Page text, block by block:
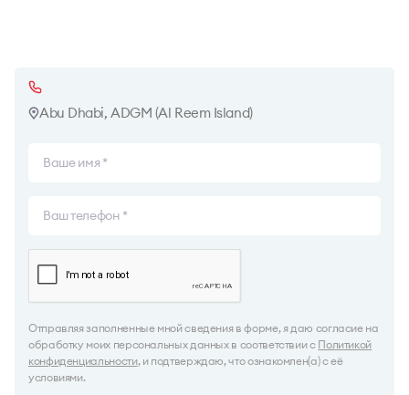
Abu Dhabi, ADGM (Al Reem Island)
Отправляя заполненные мной сведения в форме, я даю согласие на
обработку моих персональных данных в соответствии с Политикой
конфиденциальности, и подтверждаю, что ознакомлен(а) с её
условиями.